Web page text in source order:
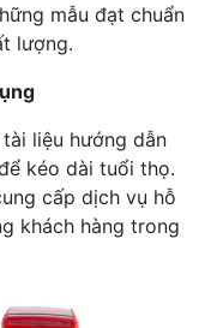
mẫu đạt chuẩn
lượng.
liệu hướng dẫn
kéo dài tuổi thọ.
cấp dịch vụ hỗ
khách hàng trong